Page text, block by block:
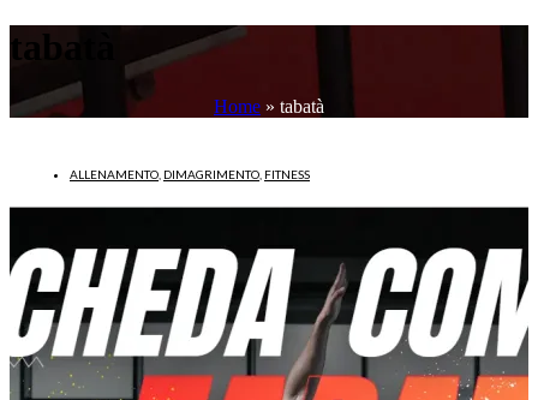
tabatà
Home » tabatà
ALLENAMENTO DIMAGRIMENTO FITNESS